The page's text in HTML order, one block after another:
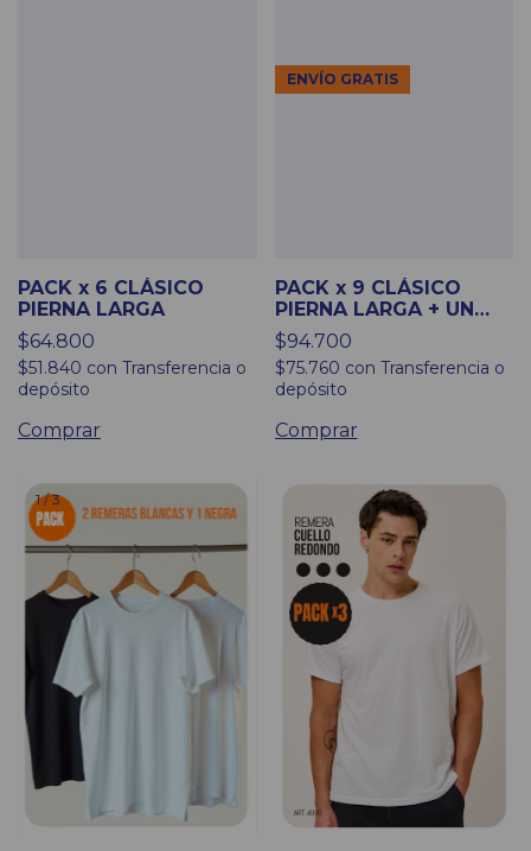
PACK x 6 CLÁSICO
PIERNA LARGA
$64.800
$51.840 con Transferencia o
depósito
Comprar
ENVÍO GRATIS
PACK x 9 CLÁSICO
PIERNA LARGA + UN
ESTAMPADO DE
REGALO
$94.700
$75.760 con Transferencia o
depósito
Comprar
1/3